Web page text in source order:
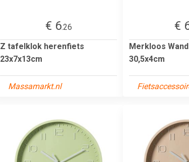
€ 6.26
Z tafelklok herenfiets
23x7x13cm
Massamarkt.nl
€
Merkloos
30,5x4cm